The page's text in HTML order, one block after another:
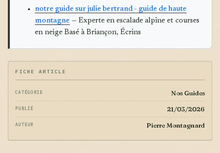
notre guide sur julie bertrand - guide de haute
montagne — Experte en escalade alpine et courses
en neige Basé à Briançon, Écrins
FICHE ARTICLE
CATÉGORIE Nos Guides
PUBLIÉ 21/03/2026
AUTEUR Pierre Montagnard